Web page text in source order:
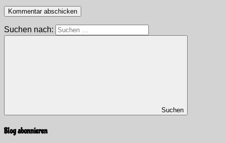
Suchen nach:
Suchen
Blog abonnieren